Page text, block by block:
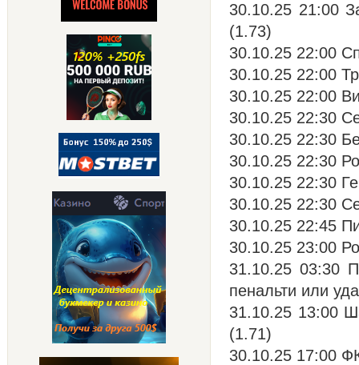
30.10.25 21:00
(1.73)
30.10.25 22:00
30.10.25 22:00
30.10.25 22:00
30.10.25 22:30
30.10.25 22:30
30.10.25 22:30
30.10.25 22:30
30.10.25 22:30
30.10.25 22:45
30.10.25 23:00
31.10.25 03:30
пенальти или
31.10.25 13:00
(1.71)
30.10.25 17:00